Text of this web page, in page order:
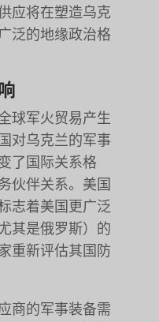
应将在塑造乌克
泛的地缘政治格
球军火贸易产生
对乌克兰的军事
了国际关系格
伙伴关系。美国
志着美国更广泛
其是俄罗斯）的
重新评估其国防
商的军事装备需